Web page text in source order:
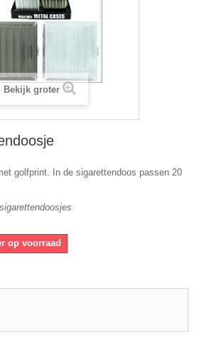
Bekijk groter
golfprint. In de sigarettendoos passen 20
op voorraad